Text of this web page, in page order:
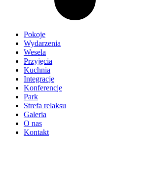
Pokoje
Wydarzenia
Wesela
Przyjęcia
Kuchnia
Integracje
Konferencje
Park
Strefa relaksu
Galeria
O nas
Kontakt